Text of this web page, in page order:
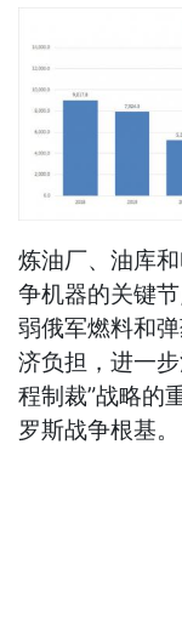
炼油厂、油库
争机器的关键
弱俄军燃料和
济负担，进一
程制裁”战略的
罗斯战争根基。